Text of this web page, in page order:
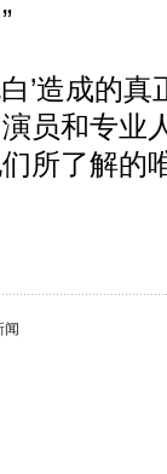
’造成的真
员和专业
所了解的
闻